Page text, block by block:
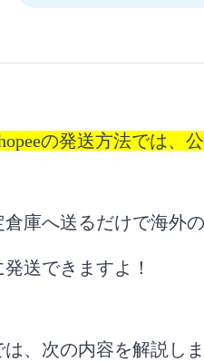
の発送方法では、
倉庫へ送るだけで海外
送できますよ！
、次の内容を解説しま